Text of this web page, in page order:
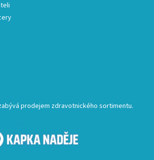
prodejem zdravotnického sortimentu.